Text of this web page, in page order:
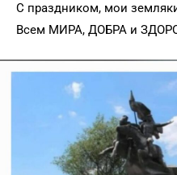
С праздником, мои
Всем МИРА, ДОБРА и